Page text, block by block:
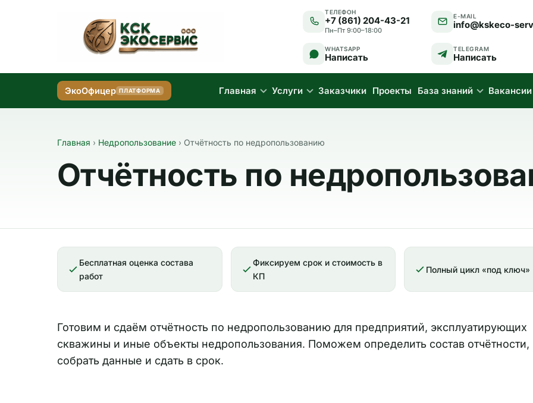
ТЕЛЕФОН
+7 (861) 204-43-21
Пн–Пт 9:00–18:00
E-MAIL
info@kskeco-
WHATSAPP
Написать
TELEGRAM
Написать
ЭкоОфицер ПЛАТФОРМА Главная Услуги Заказчики Проекты База знаний Вакансии
Главная › Недропользование › Отчётность по недропользованию
Отчётность по
Бесплатная оценка состава
работ
Фиксируем срок и стоимость в
КП
Полный цикл «под ключ»
Готовим и сдаём отчётность по недропользованию для предприятий, эксплуатирующих
скважины и иные объекты недропользования. Поможем определить состав отчётности,
собрать данные и сдать в срок.